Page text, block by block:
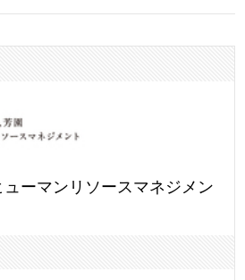
ーマンリソースマネジメン